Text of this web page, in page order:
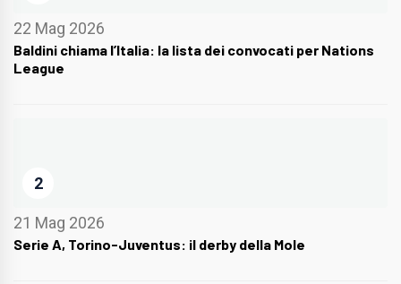
22 Mag 2026
Baldini chiama l’Italia: la lista dei convocati per Nations
League
2
21 Mag 2026
Serie A, Torino-Juventus: il derby della Mole